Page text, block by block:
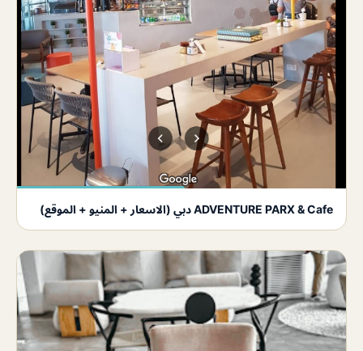
ADVENTURE PARX & Cafe دبي (الاسعار + المنيو + الموقع)